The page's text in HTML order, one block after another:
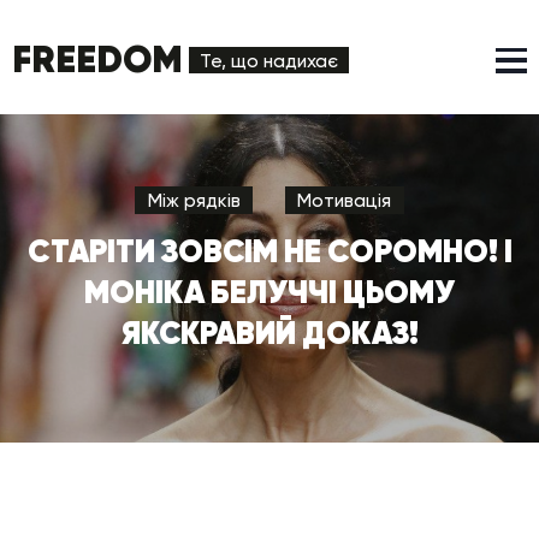
FREEDOM Те, що надихає
Між рядків Мотивація
СТАРІТИ ЗОВСІМ НЕ СОРОМНО! І
МОНІКА БЕЛУЧЧІ ЦЬОМУ
ЯКСКРАВИЙ ДОКАЗ!